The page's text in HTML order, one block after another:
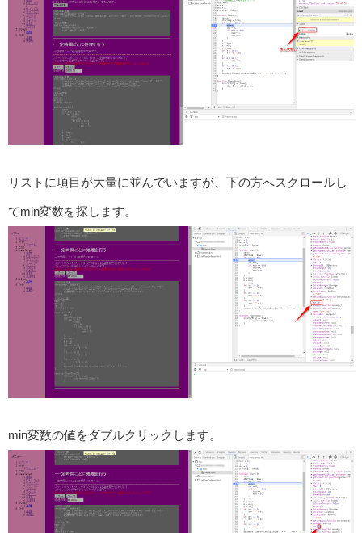
リストに項目が大量に並んでいますが、下の方へスクロールし
てmin変数を探します。
min変数の値をダブルクリックします。